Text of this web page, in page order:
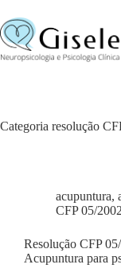
para
o
conteúdo
Categoria resolução
acupuntura,
CFP 05/2002
Resolução CFP
Acupuntura para